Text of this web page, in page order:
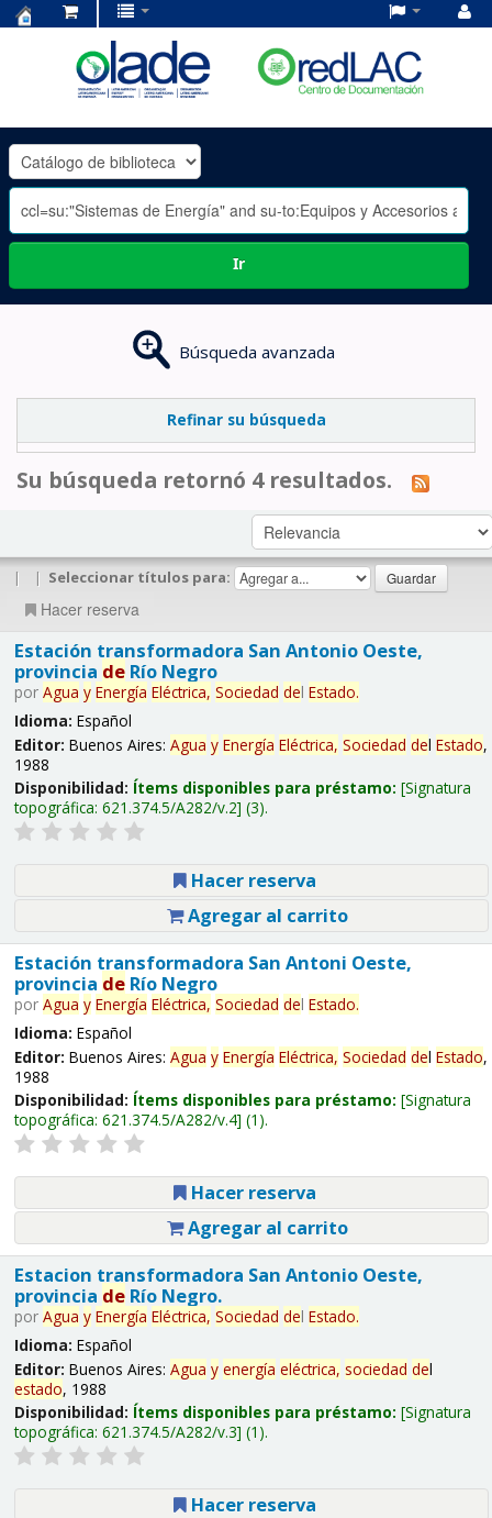
OLADE
-
Ir
Búsqueda avanzada
Refinar su búsqueda
Su búsqueda retornó 4 resultados.
| | Seleccionar títulos para:
Hacer reserva
Estación transformadora San Antonio Oeste,
provincia deRío Negro
por Agua y Energía Eléctrica, Sociedad del Estado.
Idioma: Español
Editor: Buenos Aires: Agua y Energía Eléctrica, Sociedad del Estado,
1988
Disponibilidad: Ítems disponibles para préstamo: Signatura
topográfica: 621.374.5/A282/v.2 (3).
Hacer reserva
Agregar al carrito
Estación transformadora San Antoni Oeste,
provincia deRío Negro
por Agua y Energía Eléctrica, Sociedad del Estado.
Idioma: Español
Editor: Buenos Aires: Agua y Energía Eléctrica, Sociedad del Estado,
1988
Disponibilidad: Ítems disponibles para préstamo: Signatura
topográfica: 621.374.5/A282/v.4 (1).
Hacer reserva
Agregar al carrito
Estacion transformadora San Antonio Oeste,
provincia deRío Negro.
por Agua y Energía Eléctrica, Sociedad del Estado.
Idioma: Español
Editor: Buenos Aires: Agua y energía eléctrica, sociedad del
estado, 1988
Disponibilidad: Ítems disponibles para préstamo: Signatura
topográfica: 621.374.5/A282/v.3 (1).
Hacer reserva